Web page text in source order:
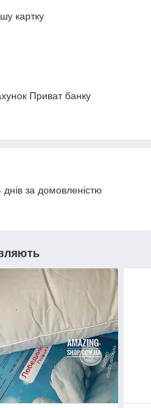
картку
Приват банку
за домовленістю